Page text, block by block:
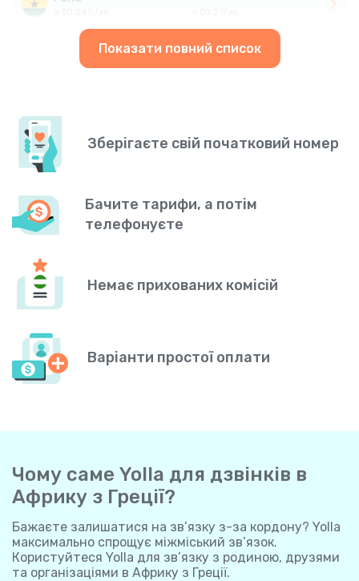
Показати повний список
Зберігаєте свій початковий номер
Бачите тарифи, а потім
телефонуєте
Немає прихованих комісій
Варіанти простої оплати
Чому саме Yolla для дзвінків в
Африку з Греції?
Бажаєте залишатися на зв’язку з-за кордону? Yolla
максимально спрощує міжміський зв’язок.
Користуйтеся Yolla для зв’язку з родиною, друзями
та організаціями в Африку з Греції.